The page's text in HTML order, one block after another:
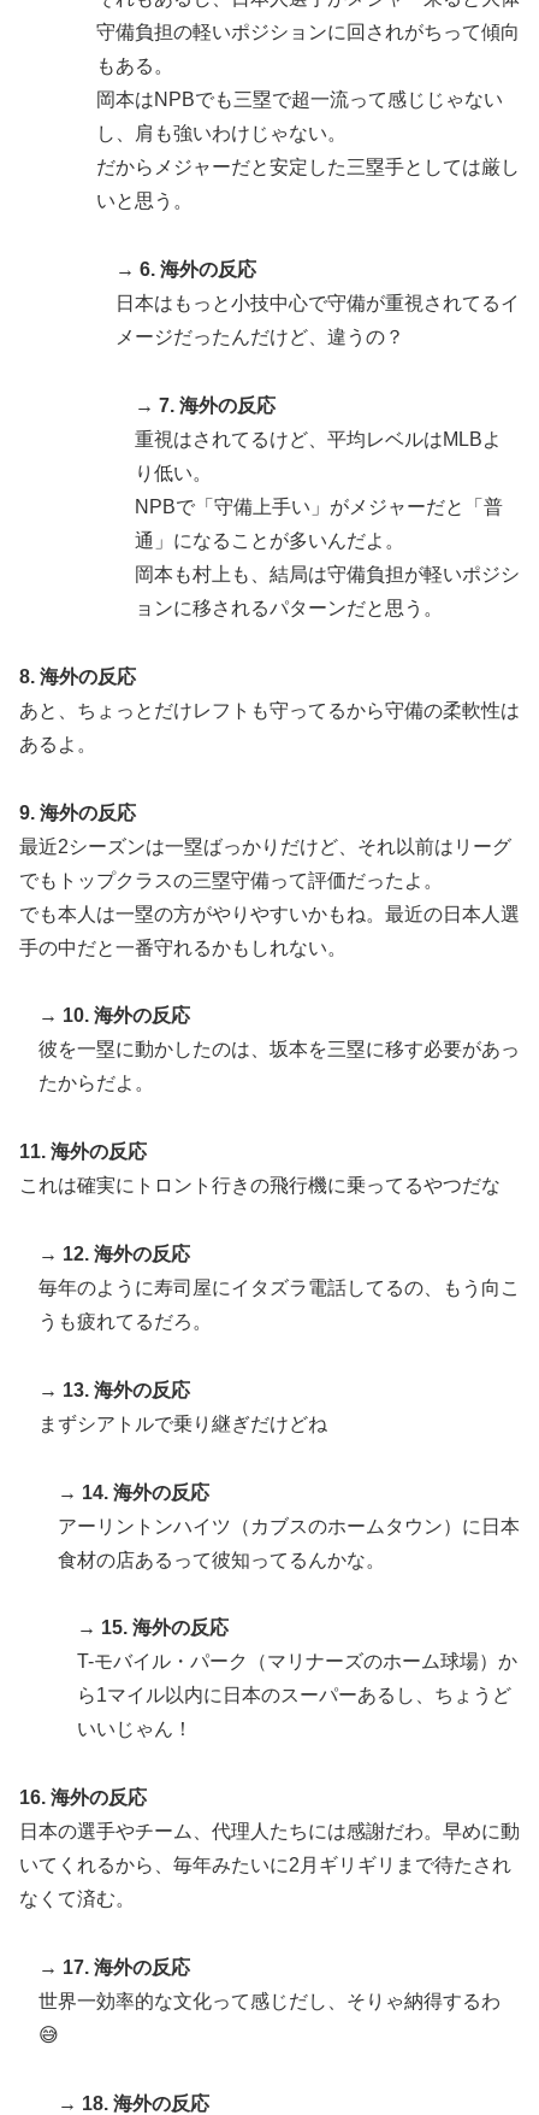
守備負担の軽いポジションに回されがちって傾向
もある。
岡本はNPBでも三塁で超一流って感じじゃない
し、肩も強いわけじゃない。
だからメジャーだと安定した三塁手としては厳し
いと思う。
→ 6. 海外の反応
日本はもっと小技中心で守備が重視されてるイ
メージだったんだけど、違うの？
→ 7. 海外の反応
重視はされてるけど、平均レベルはMLBよ
り低い。
NPBで「守備上手い」がメジャーだと「普
通」になることが多いんだよ。
岡本も村上も、結局は守備負担が軽いポジシ
ョンに移されるパターンだと思う。
8. 海外の反応
あと、ちょっとだけレフトも守ってるから守備の柔軟性は
あるよ。
9. 海外の反応
最近2シーズンは一塁ばっかりだけど、それ以前はリーグ
でもトップクラスの三塁守備って評価だったよ。
でも本人は一塁の方がやりやすいかもね。最近の日本人選
手の中だと一番守れるかもしれない。
→ 10. 海外の反応
彼を一塁に動かしたのは、坂本を三塁に移す必要があっ
たからだよ。
11. 海外の反応
これは確実にトロント行きの飛行機に乗ってるやつだな
→ 12. 海外の反応
毎年のように寿司屋にイタズラ電話してるの、もう向こ
うも疲れてるだろ。
→ 13. 海外の反応
まずシアトルで乗り継ぎだけどね
→ 14. 海外の反応
アーリントンハイツ（カブスのホームタウン）に日本
食材の店あるって彼知ってるんかな。
→ 15. 海外の反応
T-モバイル・パーク（マリナーズのホーム球場）か
ら1マイル以内に日本のスーパーあるし、ちょうど
いいじゃん！
16. 海外の反応
日本の選手やチーム、代理人たちには感謝だわ。早めに動
いてくれるから、毎年みたいに2月ギリギリまで待たされ
なくて済む。
→ 17. 海外の反応
世界一効率的な文化って感じだし、そりゃ納得するわ
😅
→ 18. 海外の反応